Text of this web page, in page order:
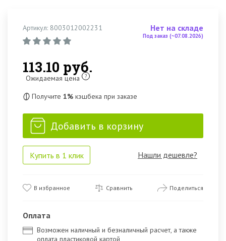
Артикул: 8003012002231 Нет на складе
Под заказ (~07.08.2026)
113.10 руб.
Ожидаемая цена ?
Получите 1% кэшбека при заказе
Добавить в корзину
Купить в 1 клик Нашли дешевле?
В избранное Сравнить Поделиться
Оплата
Возможен наличный и безналичный расчет, а также